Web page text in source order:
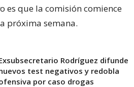
es que la comisión comience
próxima semana.
Rodríguez difunde
test negativos y redobla
por caso drogas